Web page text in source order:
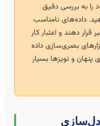
بررسی دقیق
نامناسب
و اعتبار کار
بصری‌سازی داده
و نویزها بسیار